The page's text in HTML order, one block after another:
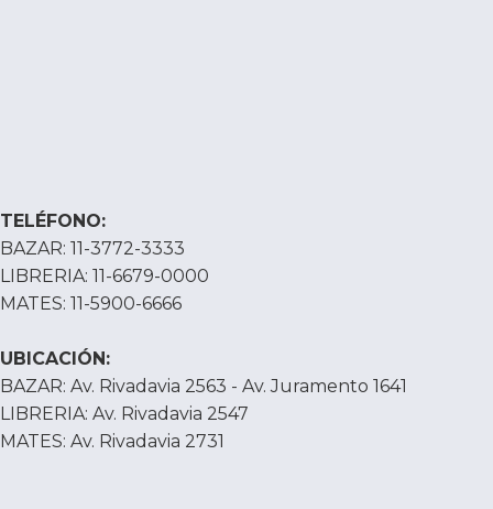
TELÉFONO:
BAZAR: 11-3772-3333
LIBRERIA: 11-6679-0000
MATES: 11-5900-6666
UBICACIÓN:
BAZAR: Av. Rivadavia 2563 - Av. Juramento 1641
LIBRERIA: Av. Rivadavia 2547
MATES: Av. Rivadavia 2731